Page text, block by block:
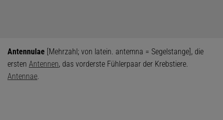
Antennulae [Mehrzahl; von latein. antemna = Segelstange], die
ersten Antennen, das vorderste Fühlerpaar der Krebstiere.
Antennae.